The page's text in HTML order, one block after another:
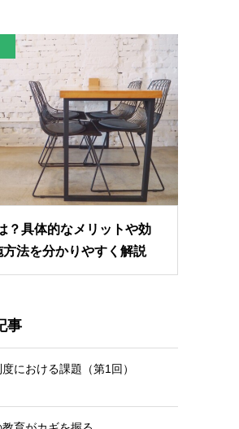
？具体的なメリットや効
方法を分かりやすく解説
事
における課題（第1回）